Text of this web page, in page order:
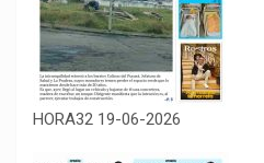
HORA32 19-06-2026